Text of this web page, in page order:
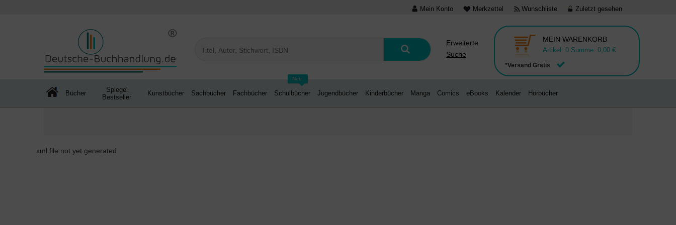
Mein Konto Merkzettel Wunschliste Zuletzt gesehen
Erweiterte
Suche
*Versand Gratis
MEIN WARENKORB
Artikel: 0 Summe: 0,00 €
Bücher
Spiegel
Bestseller
Kunstbücher Sachbücher Fachbücher
Neu
Schulbücher Jugendbücher Kinderbücher Manga Comics eBooks Kalender Hörbücher
xml file not yet generated